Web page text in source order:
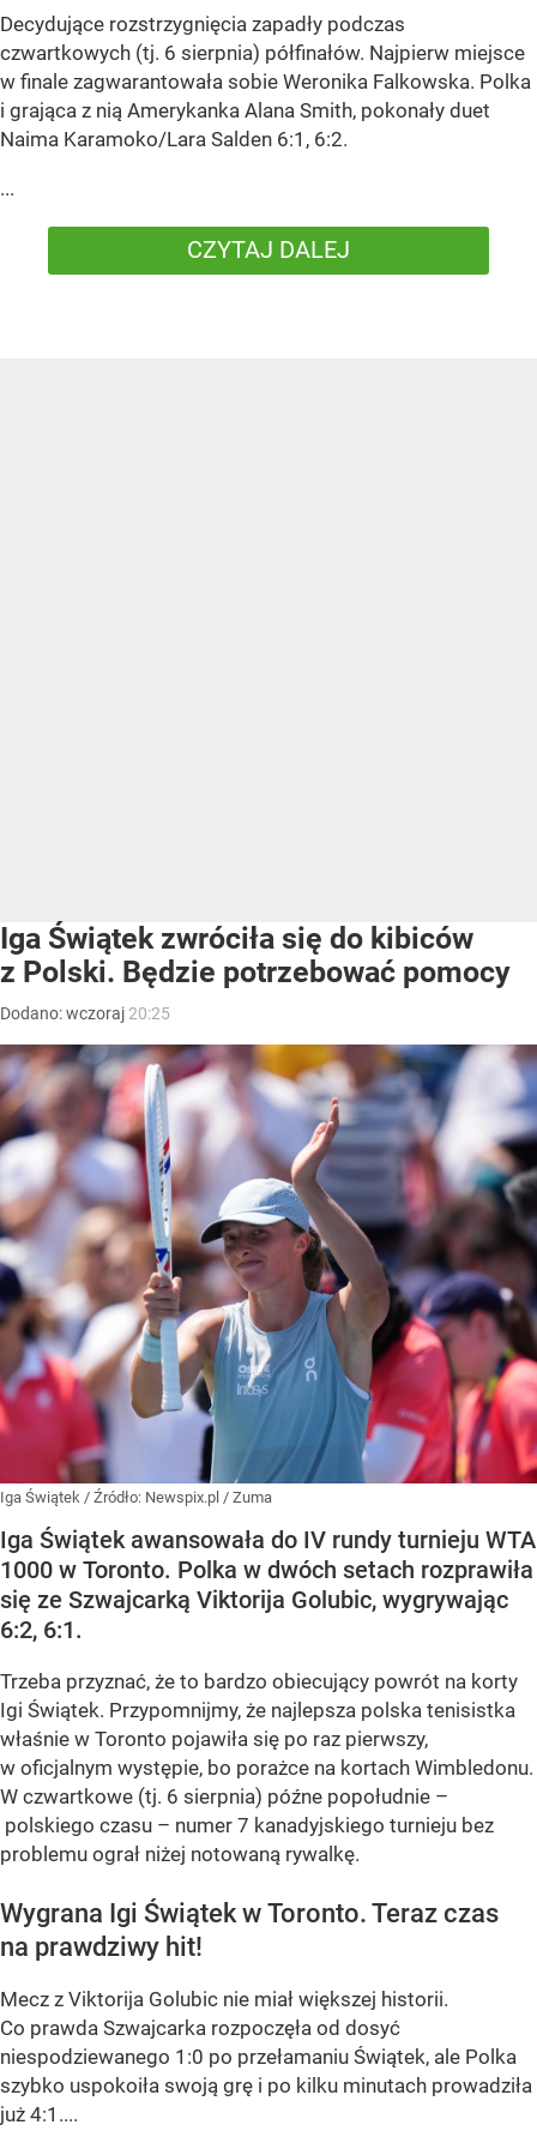
Decydujące rozstrzygnięcia zapadły podczas
czwartkowych (tj. 6 sierpnia) półfinałów. Najpierw miejsce
w finale zagwarantowała sobie Weronika Falkowska. Polka
i grająca z nią Amerykanka Alana Smith, pokonały duet
Naima Karamoko/Lara Salden 6:1, 6:2.
...
CZYTAJ DALEJ
Iga Świątek zwróciła się do kibiców
z Polski. Będzie potrzebować pomocy
Dodano:wczoraj 20:25
Iga Świątek / Źródło: Newspix.pl / Zuma
Iga Świątek awansowała do IV rundy turnieju WTA
1000 w Toronto. Polka w dwóch setach rozprawiła
się ze Szwajcarką Viktorija Golubic, wygrywając
6:2, 6:1.
Trzeba przyznać, że to bardzo obiecujący powrót na korty
Igi Świątek. Przypomnijmy, że najlepsza polska tenisistka
właśnie w Toronto pojawiła się po raz pierwszy,
w oficjalnym występie, bo porażce na kortach Wimbledonu.
W czwartkowe (tj. 6 sierpnia) późne popołudnie –
polskiego czasu – numer 7 kanadyjskiego turnieju bez
problemu ograł niżej notowaną rywalkę.
Wygrana Igi Świątek w Toronto. Teraz czas
na prawdziwy hit!
Mecz z Viktorija Golubic nie miał większej historii.
Co prawda Szwajcarka rozpoczęła od dosyć
niespodziewanego 1:0 po przełamaniu Świątek, ale Polka
szybko uspokoiła swoją grę i po kilku minutach prowadziła
już 4:1....